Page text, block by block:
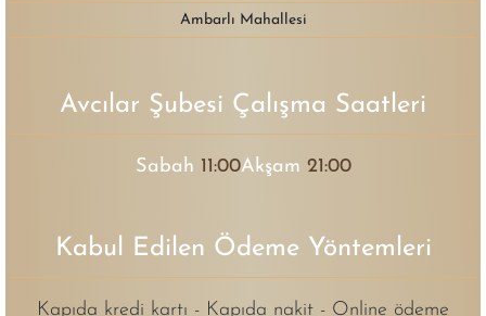
Ambarlı Mahallesi
Avcılar Şubesi Çalışma Saatleri
Sabah 11:00Akşam 21:00
Kabul Edilen Ödeme Yöntemleri
Kapıda kredi kartı - Kapıda nakit - Online ödeme